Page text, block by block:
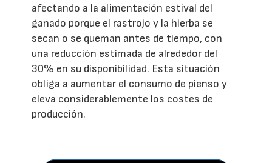
afectando a la alimentación estival del
ganado porque el rastrojo y la hierba se
secan o se queman antes de tiempo, con
una reducción estimada de alrededor del
30% en su disponibilidad. Esta situación
obliga a aumentar el consumo de pienso y
eleva considerablemente los costes de
producción.